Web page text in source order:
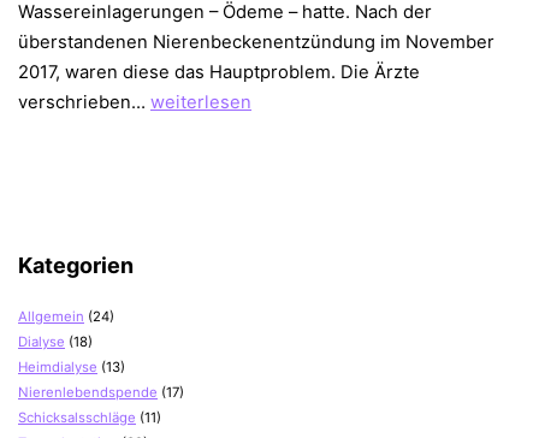
Wassereinlagerungen – Ödeme – hatte. Nach der
überstandenen Nierenbeckenentzündung im November
2017, waren diese das Hauptproblem. Die Ärzte
verschrieben… 2
weiterlesen
Kategorien
Allgemein (24)
Dialyse (18)
Heimdialyse (13)
Nierenlebendspende (17)
Schicksalsschläge (11)